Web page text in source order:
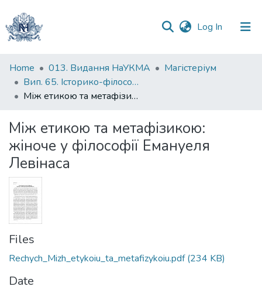
Log In (current)
Communities
&
Collections
Statistics
Home 013. Видання НаУКМА
Магістеріум
Вип. 65. Історико-філософські студії
Між етикою та метафізикою: жіноче у філософії Емануеля Левінаса
Між етикою та метафізикою:
жіноче у філософії Емануеля
Левінаса
Files
Rechych_Mizh_etykoiu_ta_metafizykoiu.pdf(234 KB)
Date